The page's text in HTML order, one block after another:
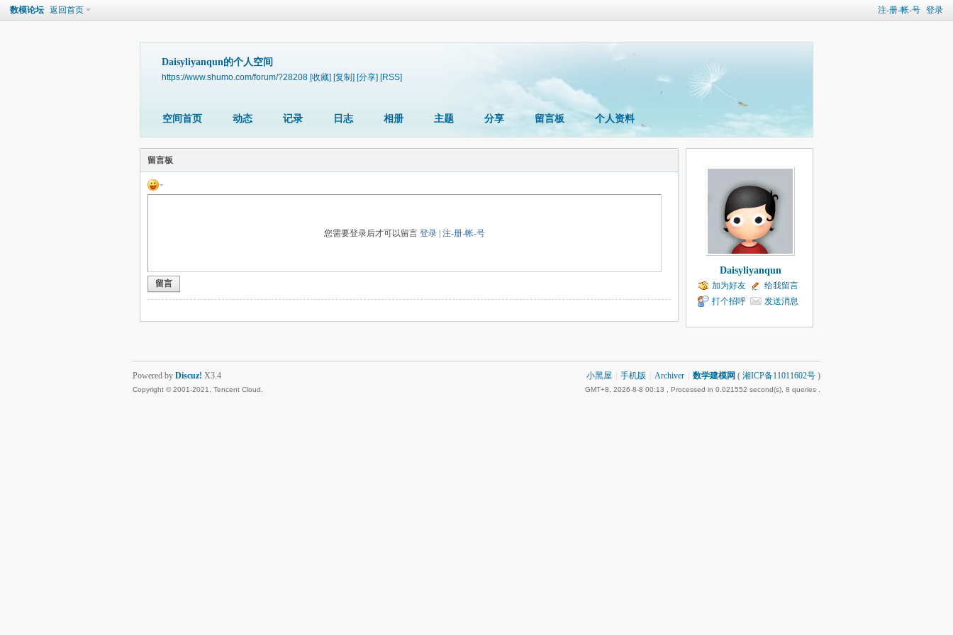
注-册-帐-号 登录
数模论坛 返回首页
Daisyliyanqun的个人空间
https://www.shumo.com/forum/?28208 [收藏] [复制] [分享] [RSS]
空间首页 动态 记录 日志 相册 主题 分享 留言板 个人资料
留言板
您需要登录后才可以留言登录 |注-册-帐-号
留言
Daisyliyanqun
加为好友
给我留言
打个招呼
发送消息
小黑屋 手机版 Archiver 数学建模网 ( 湘ICP备11011602号 )
GMT+8, 2026-8-8 00:13 , Processed in 0.021552 second(s), 8 queries .
Powered by Discuz! X3.4
Copyright © 2001-2021, Tencent Cloud.